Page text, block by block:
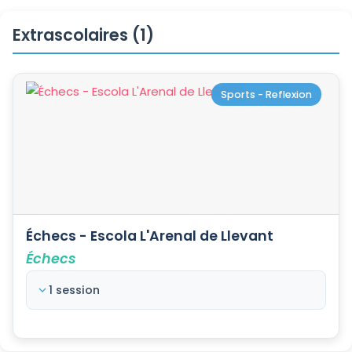
Extrascolaires (1)
Sports - Reflexion
Échecs - Escola L'Arenal de Llevant
Échecs
1 session